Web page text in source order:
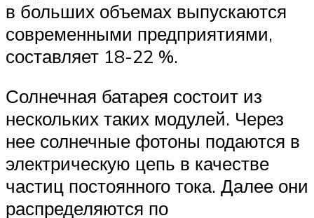
в больших объемах выпускаются
современными предприятиями,
составляет 18-22 %.
Солнечная батарея состоит из
нескольких таких модулей. Через
нее солнечные фотоны подаются в
электрическую цепь в качестве
частиц постоянного тока. Далее они
распределяются по